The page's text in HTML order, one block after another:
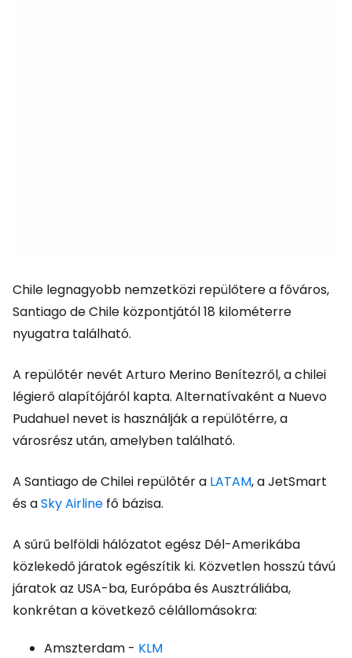
Chile legnagyobb nemzetközi repülőtere a főváros,
Santiago de Chile központjától 18 kilométerre
nyugatra található.
A repülőtér nevét Arturo Merino Benítezről, a chilei
légierő alapítójáról kapta. Alternatívaként a Nuevo
Pudahuel nevet is használják a repülőtérre, a
városrész után, amelyben található.
A Santiago de Chilei repülőtér a LATAM, a JetSmart
és aSky Airline fő bázisa.
A sűrű belföldi hálózatot egész Dél-Amerikába
közlekedő járatok egészítik ki. Közvetlen hosszú távú
járatok az USA-ba, Európába és Ausztráliába,
konkrétan a következő célállomásokra:
Amszterdam - KLM